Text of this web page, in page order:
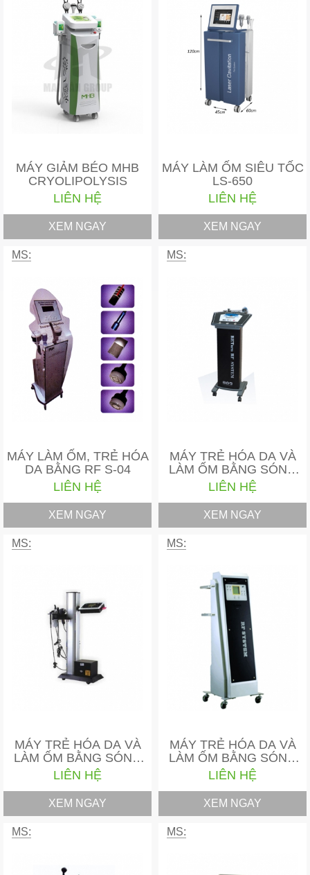
MÁY GIẢM BÉO MHB
CRYOLIPOLYSIS
LIÊN HỆ
XEM NGAY
MÁY LÀM ỐM SIÊU TỐC
LS-650
LIÊN HỆ
XEM NGAY
MS:
MÁY LÀM ỐM, TRẺ HÓA
DA BẰNG RF S-04
LIÊN HỆ
XEM NGAY
MS:
MÁY TRẺ HÓA DA VÀ
LÀM ỐM BẰNG SÓNG
RF…
LIÊN HỆ
XEM NGAY
MS:
MÁY TRẺ HÓA DA VÀ
LÀM ỐM BẰNG SÓNG
RF…
LIÊN HỆ
XEM NGAY
MS:
MÁY TRẺ HÓA DA VÀ
LÀM ỐM BẰNG SÓNG
RF…
LIÊN HỆ
XEM NGAY
MS: MS: